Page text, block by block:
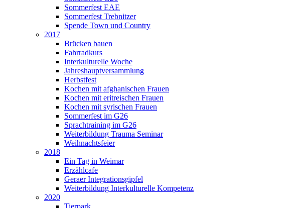
Sommerfest EAE
Sommerfest Trebnitzer
Spende Town und Country
2017
Brücken bauen
Fahrradkurs
Interkulturelle Woche
Jahreshauptversammlung
Herbstfest
Kochen mit afghanischen Frauen
Kochen mit eritreischen Frauen
Kochen mit syrischen Frauen
Sommerfest im G26
Sprachtraining im G26
Weiterbildung Trauma Seminar
Weihnachtsfeier
2018
Ein Tag in Weimar
Erzählcafe
Geraer Integrationsgipfel
Weiterbildung Interkulturelle Kompetenz
2020
Tierpark